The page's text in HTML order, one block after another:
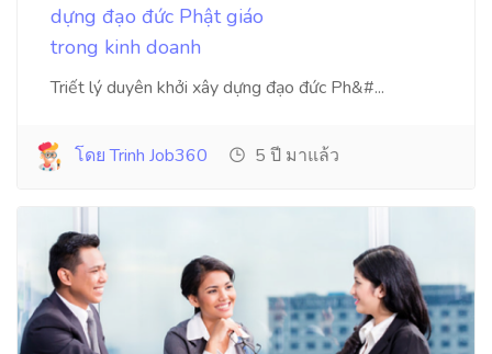
dựng đạo đức Phật giáo
trong kinh doanh
Triết lý duyên khởi xây dựng đạo đức Ph&#...
โดย Trinh Job360 5 ปี มาแล้ว